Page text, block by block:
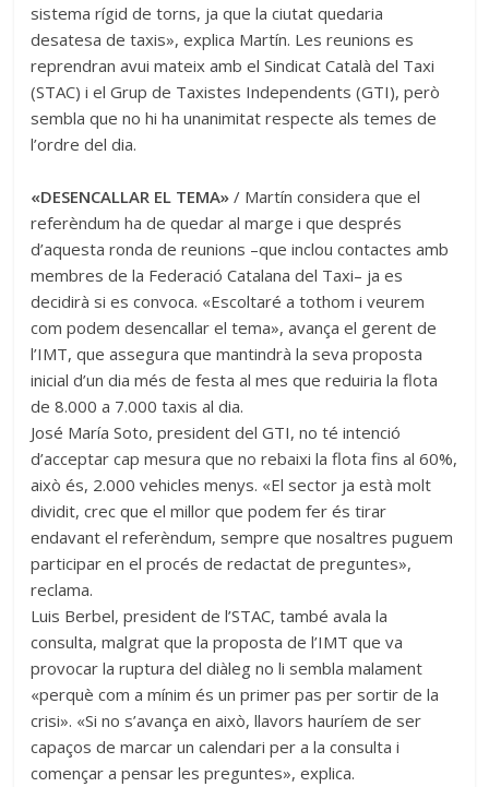
sistema rígid de torns, ja que la ciutat quedaria
desatesa de taxis», explica Martín. Les reunions es
reprendran avui mateix amb el Sindicat Català del Taxi
(STAC) i el Grup de Taxistes Independents (GTI), però
sembla que no hi ha unanimitat respecte als temes de
l’ordre del dia.
«DESENCALLAR EL TEMA»/ Martín considera que el
referèndum ha de quedar al marge i que després
d’aquesta ronda de reunions –que inclou contactes amb
membres de la Federació Catalana del Taxi– ja es
decidirà si es convoca. «Escoltaré a tothom i veurem
com podem desencallar el tema», avança el gerent de
l’IMT, que assegura que mantindrà la seva proposta
inicial d’un dia més de festa al mes que reduiria la flota
de 8.000 a 7.000 taxis al dia.
José María Soto, president del GTI, no té intenció
d’acceptar cap mesura que no rebaixi la flota fins al 60%,
això és, 2.000 vehicles menys. «El sector ja està molt
dividit, crec que el millor que podem fer és tirar
endavant el referèndum, sempre que nosaltres puguem
participar en el procés de redactat de preguntes»,
reclama.
Luis Berbel, president de l’STAC, també avala la
consulta, malgrat que la proposta de l’IMT que va
provocar la ruptura del diàleg no li sembla malament
«perquè com a mínim és un primer pas per sortir de la
crisi». «Si no s’avança en això, llavors hauríem de ser
capaços de marcar un calendari per a la consulta i
començar a pensar les preguntes», explica.